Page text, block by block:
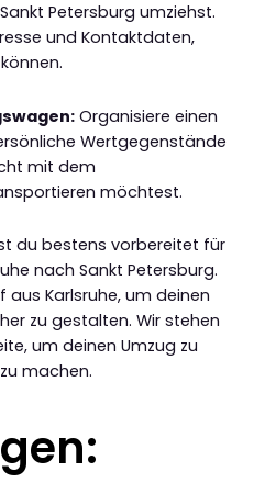
Petersburg umziehst.
und Kontaktdaten,
Organisiere einen
Wertgegenstände
mit dem
möchtest.
du bestens vorbereitet für
nach Sankt Petersburg.
Karlsruhe, um deinen
zu gestalten. Wir stehen
um deinen Umzug zu
machen.